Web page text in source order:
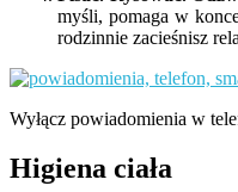
myśli, pomaga w
rodzinnie zacieśnisz
Wyłącz powiadomienia w
Higiena ciała